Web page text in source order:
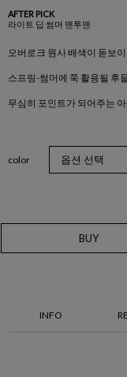
AFTER PICK
라이트 딥 썸머 맨투맨
오버로크 원사 배색이 돋보
스프링-썸머에 쭉 활용될 후
무심히 포인트가 되어주는
color
BUY
INFO